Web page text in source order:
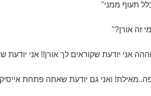
תעוף ממני"
זה אורן?"
אני יודעת שקוראים לך אורן!! אני יודעת
ואני גם יודעת שאתה פתחת